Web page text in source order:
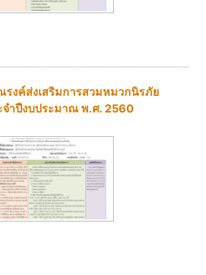
รงค์ส่งเสริมการสวมหมวกนิรภัย
จำปีงบประมาณ พ.ศ. 2560